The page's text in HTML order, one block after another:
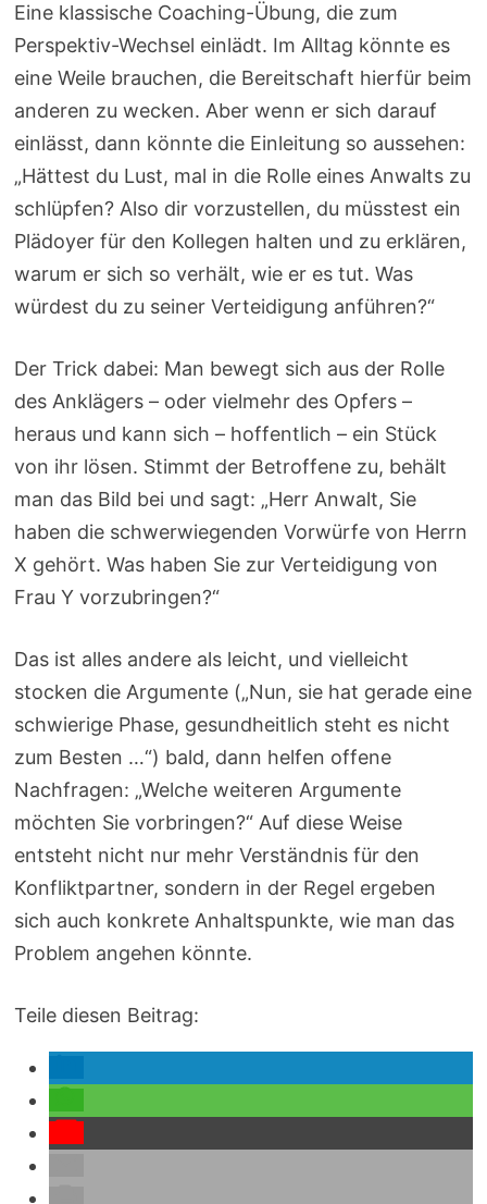
Eine klassische Coaching-Übung, die zum
Perspektiv-Wechsel einlädt. Im Alltag könnte es
eine Weile brauchen, die Bereitschaft hierfür beim
anderen zu wecken. Aber wenn er sich darauf
einlässt, dann könnte die Einleitung so aussehen:
„Hättest du Lust, mal in die Rolle eines Anwalts zu
schlüpfen? Also dir vorzustellen, du müsstest ein
Plädoyer für den Kollegen halten und zu erklären,
warum er sich so verhält, wie er es tut. Was
würdest du zu seiner Verteidigung anführen?“
Der Trick dabei: Man bewegt sich aus der Rolle
des Anklägers – oder vielmehr des Opfers –
heraus und kann sich – hoffentlich – ein Stück
von ihr lösen. Stimmt der Betroffene zu, behält
man das Bild bei und sagt: „Herr Anwalt, Sie
haben die schwerwiegenden Vorwürfe von Herrn
X gehört. Was haben Sie zur Verteidigung von
Frau Y vorzubringen?“
Das ist alles andere als leicht, und vielleicht
stocken die Argumente („Nun, sie hat gerade eine
schwierige Phase, gesundheitlich steht es nicht
zum Besten …“) bald, dann helfen offene
Nachfragen: „Welche weiteren Argumente
möchten Sie vorbringen?“ Auf diese Weise
entsteht nicht nur mehr Verständnis für den
Konfliktpartner, sondern in der Regel ergeben
sich auch konkrete Anhaltspunkte, wie man das
Problem angehen könnte.
Teile diesen Beitrag: